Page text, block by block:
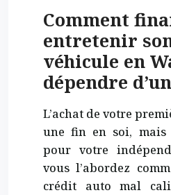
Comment
entretenir
véhicule en
dépendre
L’achat de votre
une fin en soi,
pour votre
vous l’abordez
crédit auto mal